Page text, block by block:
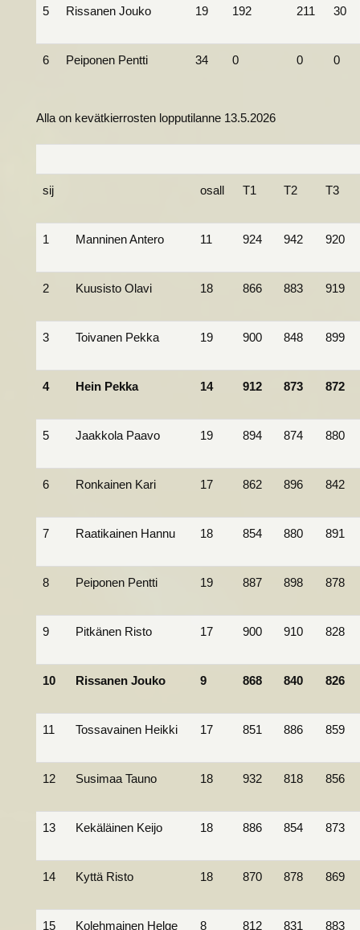
5 Rissanen Jouko 19 192 211 30
6 Peiponen Pentti 34 0 0 0
Alla on kevätkierrosten lopputilanne 13.5.2026
sij osall T1 T2 T3
1 Manninen Antero 11 924 942 920
2 Kuusisto Olavi 18 866 883 919
3 Toivanen Pekka 19 900 848 899
4 Hein Pekka 14 912 873 872
5 Jaakkola Paavo 19 894 874 880
6 Ronkainen Kari 17 862 896 842
7 Raatikainen Hannu 18 854 880 891
8 Peiponen Pentti 19 887 898 878
9 Pitkänen Risto 17 900 910 828
10 Rissanen Jouko 9 868 840 826
11 Tossavainen Heikki 17 851 886 859
12 Susimaa Tauno 18 932 818 856
13 Kekäläinen Keijo 18 886 854 873
14 Kyttä Risto 18 870 878 869
15 Kolehmainen Helge 8 812 831 883